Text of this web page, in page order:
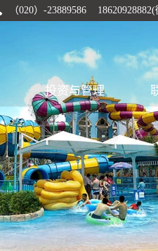
（020）-23889586
投资与管理